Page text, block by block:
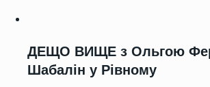
ДЕЩО ВИЩЕ з Ольгою
Шабалін у Рівному